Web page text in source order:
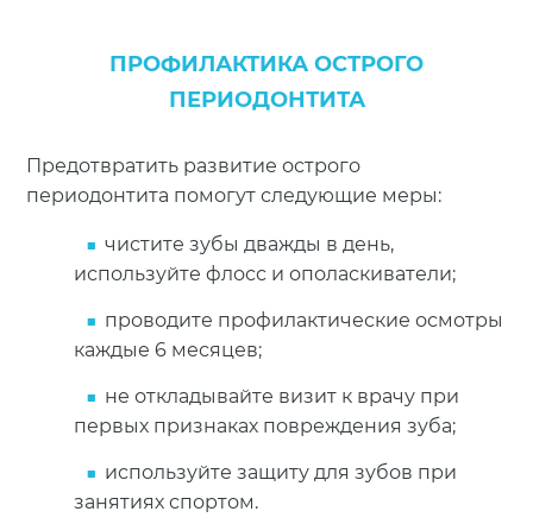
снятие боли
ПРОФИЛАКТИКА ОСТРОГО
ПЕРИОДОНТИТА
Предотвратить развитие острого
периодонтита помогут следующие меры:
чистите зубы дважды в день,
используйте флосс и ополаскиватели;
проводите профилактические осмотры
каждые 6 месяцев;
не откладывайте визит к врачу при
первых признаках повреждения зуба;
используйте защиту для зубов при
занятиях спортом.